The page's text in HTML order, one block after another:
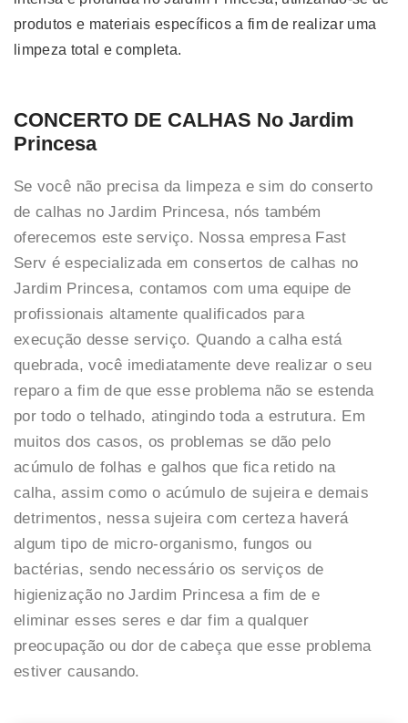
produtos e materiais específicos a fim de realizar uma
limpeza total e completa.
CONCERTO DE CALHAS No Jardim
Princesa
Se você não precisa da limpeza e sim do conserto
de calhas no Jardim Princesa, nós também
oferecemos este serviço. Nossa empresa Fast
Serv é especializada em consertos de calhas no
Jardim Princesa, contamos com uma equipe de
profissionais altamente qualificados para
execução desse serviço. Quando a calha está
quebrada, você imediatamente deve realizar o seu
reparo a fim de que esse problema não se estenda
por todo o telhado, atingindo toda a estrutura. Em
muitos dos casos, os problemas se dão pelo
acúmulo de folhas e galhos que fica retido na
calha, assim como o acúmulo de sujeira e demais
detrimentos, nessa sujeira com certeza haverá
algum tipo de micro-organismo, fungos ou
bactérias, sendo necessário os serviços de
higienização no Jardim Princesa a fim de e
eliminar esses seres e dar fim a qualquer
preocupação ou dor de cabeça que esse problema
estiver causando.